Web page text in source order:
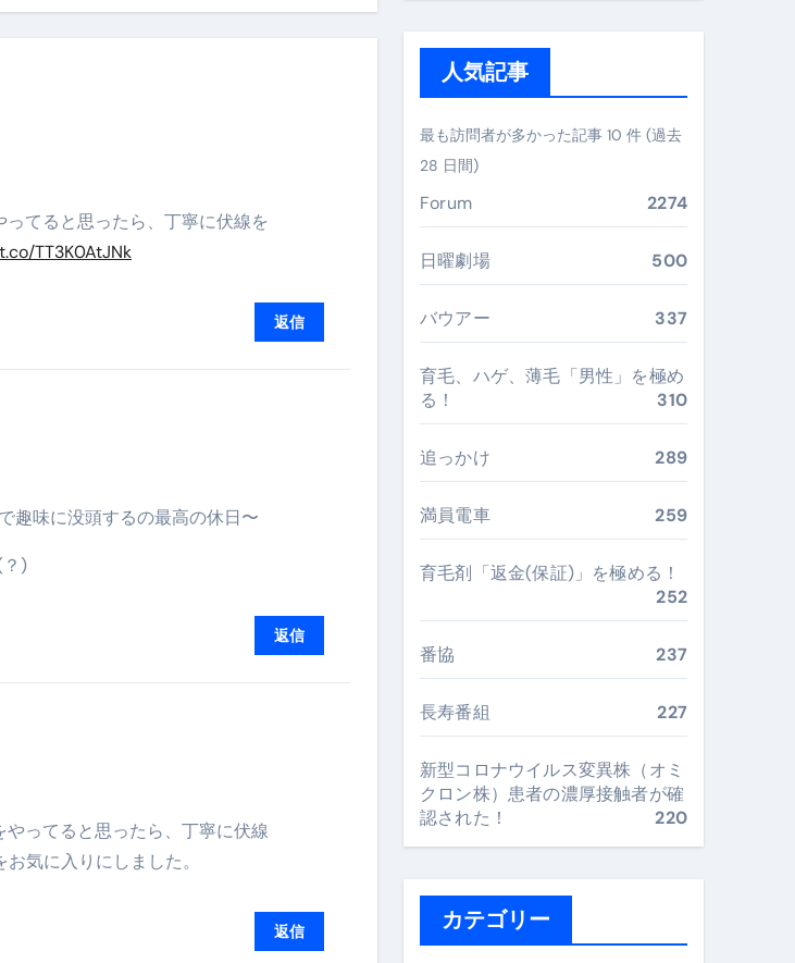
学的メソッドで英語脳を作る完全ガイド
“セット割”で最安級！ スカイマーク／Peach／FDA／ソラシドエアを目的別に選ぶコツと、失敗し
何をするサイトか”が一目で伝わる。いま選ばれている新定番ドメイン
まとめ】#梅干し #ダイエット #筋トレ #美容 #健康 #雑学 #ナレーター #小林将大
果まとめ】#バナナ #ダイエット #筋トレ #美容 #健康 #雑学 #ナレーター #小林将大
ンなら“全部まとめて”安心スタート
足元の冷えを根こそぎ防ぐ！素材別おすすめ・選び方・洗い方・Q&Aまで
羽毛・人工羽毛・調温・吸湿発熱…あなたの寝室に最適解を出す快眠ガイド
イスト・天然木まで徹底分類！室内で“足腰と体幹”を育てる選び方＆続け方ガイド
は何か──「飲む」という行為を再定義する新しいサプリ体験
イベント」を一生の思い出に変える完全ガイドブック
だるさ”を軽くする選択肢
撥水・作業用（ニトリル/ビニール）まで目的別に失敗しない
・充電方式まで失敗しない選び方
比較・価格の考え方・失敗しないチェックリスト（高齢者にも）
パー・電動まで、硬い爪／巻き爪／飛び散り対策の選び方
てると思ったら、丁寧に伏線を
TT3K0AtJNk
返信
趣味に没頭するの最高の休日〜
)
返信
やってると思ったら、丁寧に伏線
気に入りにしました。
返信
人気記事
最も訪問者が多かった記事 10 件 (過去
28 日間)
Forum 2274
日曜劇場 500
バウアー 337
育毛、ハゲ、薄毛「男性」を極め
る！
310
追っかけ 289
満員電車 259
育毛剤「返金(保証)」を極める！
252
番協 237
長寿番組 227
新型コロナウイルス変異株（オミ
クロン株）患者の濃厚接触者が確
認された！
220
カテゴリー